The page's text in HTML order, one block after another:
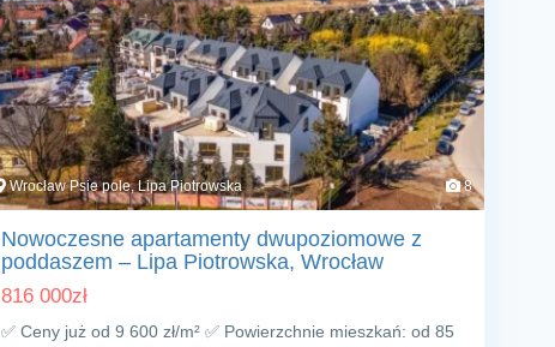
Wrocław Psie pole, Lipa Piotrowska 8
Nowoczesne apartamenty dwupoziomowe z
poddaszem – Lipa Piotrowska, Wrocław
816 000zł
✅ Ceny już od 9 600 zł/m² ✅ Powierzchnie mieszkań: od 85